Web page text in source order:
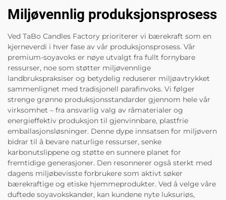
Miljøvennlig produksjonsprosess
Ved TaBo Candles Factory prioriterer vi bærekraft som en
kjerneverdi i hver fase av vår produksjonsprosess. Vår
premium-soyavoks er nøye utvalgt fra fullt fornybare
ressurser, noe som støtter miljøvennlige
landbrukspraksiser og betydelig reduserer miljøavtrykket
sammenlignet med tradisjonell parafinvoks. Vi følger
strenge grønne produksjonsstandarder gjennom hele vår
virksomhet – fra ansvarlig valg av råmaterialer og
energieffektiv produksjon til gjenvinnbare, plastfrie
emballasjonsløsninger. Denne dype innsatsen for miljøvern
bidrar til å bevare naturlige ressurser, senke
karbonutslippene og støtte en sunnere planet for
fremtidige generasjoner. Den resonnerer også sterkt med
dagens miljøbevisste forbrukere som aktivt søker
bærekraftige og etiske hjemmeprodukter. Ved å velge våre
duftede soyavokskander, kan kundene nyte luksuriøs,